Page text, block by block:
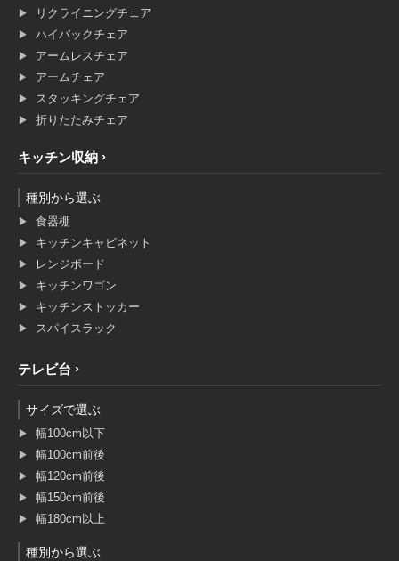
リクライニングチェア
ハイバックチェア
アームレスチェア
アームチェア
スタッキングチェア
折りたたみチェア
キッチン収納
種別から選ぶ
食器棚
キッチンキャビネット
レンジボード
キッチンワゴン
キッチンストッカー
スパイスラック
テレビ台
サイズで選ぶ
幅100cm以下
幅100cm前後
幅120cm前後
幅150cm前後
幅180cm以上
種別から選ぶ